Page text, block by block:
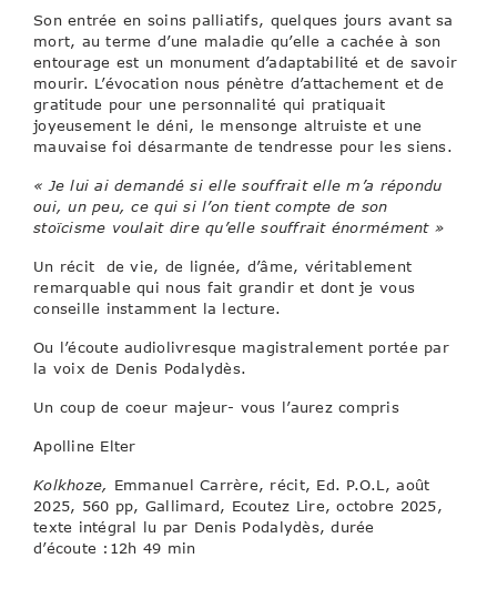
Son entrée en soins palliatifs, quelques jours avant sa
mort, au terme d’une maladie qu’elle a cachée à son
entourage est un monument d’adaptabilité et de savoir
mourir. L’évocation nous pénètre d’attachement et de
gratitude pour une personnalité qui pratiquait
joyeusement le déni, le mensonge altruiste et une
mauvaise foi désarmante de tendresse pour les siens.
« Je lui ai demandé si elle souffrait elle m’a répondu
oui, un peu, ce qui si l’on tient compte de son
stoïcisme voulait dire qu’elle souffrait énormément »
Un récit de vie, de lignée, d’âme, véritablement
remarquable qui nous fait grandir et dont je vous
conseille instamment la lecture.
Ou l’écoute audiolivresque magistralement portée par
la voix de Denis Podalydès.
Un coup de coeur majeur- vous l’aurez compris
Apolline Elter
Kolkhoze, Emmanuel Carrère, récit, Ed. P.O.L, août
2025, 560 pp, Gallimard, Ecoutez Lire, octobre 2025,
texte intégral lu par Denis Podalydès, durée
d’écoute :12h 49 min